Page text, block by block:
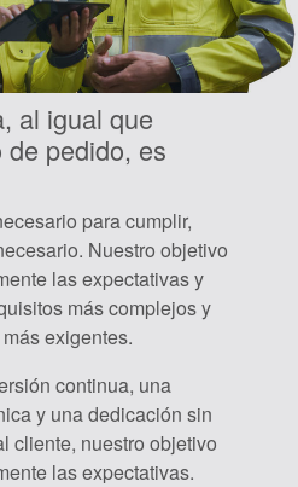
al igual que
pedido, es
para cumplir,
Nuestro objetivo
las expectativas y
más complejos y
exigentes.
continua, una
y una dedicación sin
cliente, nuestro objetivo
las expectativas.